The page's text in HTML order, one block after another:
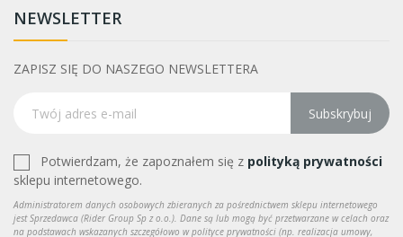
NEWSLETTER
ZAPISZ SIĘ DO NASZEGO NEWSLETTERA
Subskrybuj
Potwierdzam, że zapoznałem się z polityką prywatności
sklepu internetowego.
Administratorem danych osobowych zbieranych za pośrednictwem sklepu internetowego
jest Sprzedawca (Rider Group Sp z o.o.). Dane są lub mogą być przetwarzane w celach oraz
na podstawach wskazanych szczegółowo w polityce prywatności (np. realizacja umowy,